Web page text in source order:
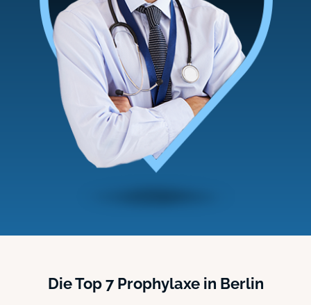
Die Top 7 Prophylaxe in Berlin